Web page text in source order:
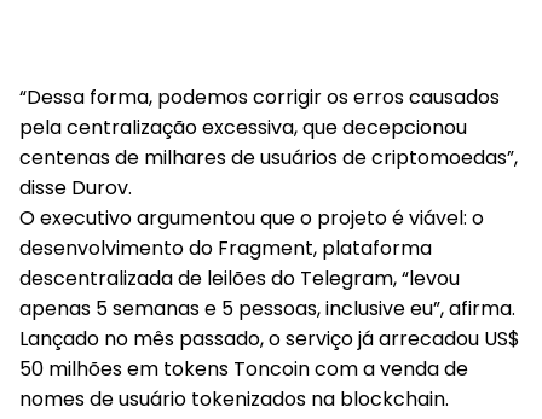
“Dessa forma, podemos corrigir os erros causados
pela centralização excessiva, que decepcionou
centenas de milhares de usuários de criptomoedas”,
disse Durov.
O executivo argumentou que o projeto é viável: o
desenvolvimento do Fragment, plataforma
descentralizada de leilões do Telegram, “levou
apenas 5 semanas e 5 pessoas, inclusive eu”, afirma.
Lançado no mês passado, o serviço já arrecadou US$
50 milhões em tokens Toncoin com a venda de
nomes de usuário tokenizados na blockchain.